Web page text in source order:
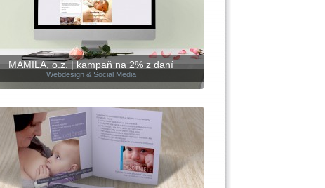
MAMILA, o.z. | kampaň na 2% z daní
Webdesign & Social Media